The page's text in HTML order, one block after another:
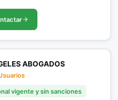
ABOGADOS
vigente y sin sanciones